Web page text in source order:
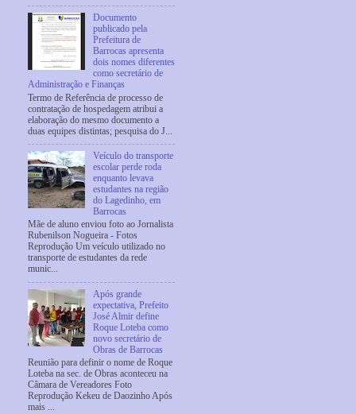
Documento
publicado pela
Prefeitura de
Barrocas apresenta
dois nomes diferentes
como secretário de
Administração e Finanças
Termo de Referência de processo de
contratação de hospedagem atribui a
elaboração do mesmo documento a
duas equipes distintas; pesquisa do J...
Veículo do transporte
escolar perde roda
enquanto levava
estudantes na região
do Lagedinho, em
Barrocas
Mãe de aluno enviou foto ao Jornalista
Rubenilson Nogueira - Fotos
Reprodução Um veículo utilizado no
transporte de estudantes da rede
munic...
Após grande
expectativa, Prefeito
José Almir define
Roque Loteba como
novo secretário de
Obras de Barrocas
Reunião para definir o nome de Roque
Loteba na sec. de Obras aconteceu na
Câmara de Vereadores Foto
Reprodução Kekeu de Daozinho Após
mais ...